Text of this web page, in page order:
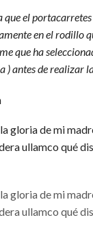
que el
en el rodillo
que ha
) antes de realizar
gloria de mi
ullamco qué
gloria de mi
ullamco qué